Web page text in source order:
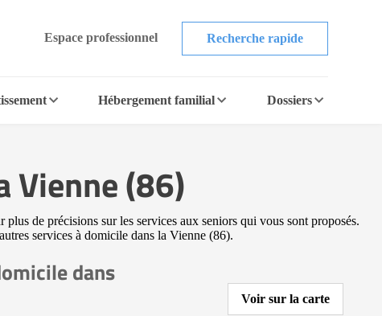
Espace professionnel Recherche rapide
Hébergement familial Dossiers
Vienne (86)
de précisions sur les services aux seniors qui vous sont proposés.
services à domicile dans la Vienne (86).
dans
Voir sur la carte